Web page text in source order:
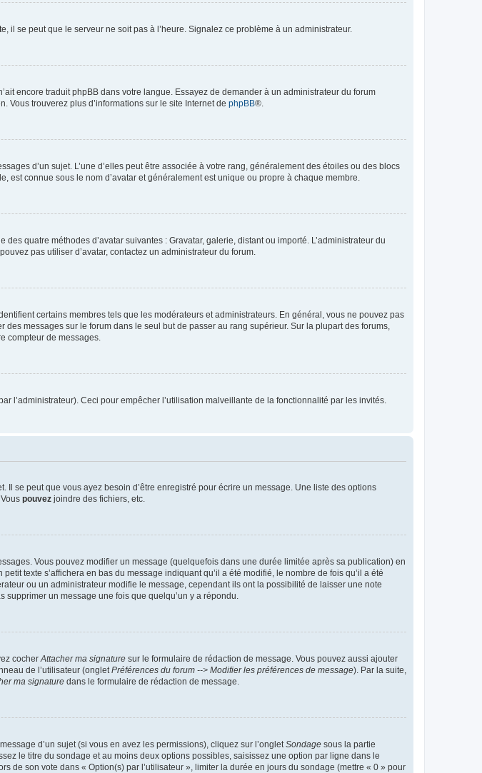
il se peut que le serveur ne soit pas à l’heure. Signalez ce problème à un administrateur.
encore traduit phpBB dans votre langue. Essayez de demander à un administrateur du forum
Vous trouverez plus d’informations sur le site Internet de phpBB®.
d’un sujet. L’une d’elles peut être associée à votre rang, généralement des étoiles ou des blocs
est connue sous le nom d’avatar et généralement est unique ou propre à chaque membre.
quatre méthodes d’avatar suivantes : Gravatar, galerie, distant ou importé. L’administrateur du
pas utiliser d’avatar, contactez un administrateur du forum.
certains membres tels que les modérateurs et administrateurs. En général, vous ne pouvez pas
messages sur le forum dans le seul but de passer au rang supérieur. Sur la plupart des forums,
compteur de messages.
l’administrateur). Ceci pour empêcher l’utilisation malveillante de la fonctionnalité par les invités.
se peut que vous ayez besoin d’être enregistré pour écrire un message. Une liste des options
pouvez joindre des fichiers, etc.
Vous pouvez modifier un message (quelquefois dans une durée limitée après sa publication) en
texte s’affichera en bas du message indiquant qu’il a été modifié, le nombre de fois qu’il a été
ou un administrateur modifie le message, cependant ils ont la possibilité de laisser une note
un message une fois que quelqu’un y a répondu.
cocherAttacher ma signature sur le formulaire de rédaction de message. Vous pouvez aussi ajouter
de l’utilisateur (ongletPréférences du forum --> Modifier les préférences de message). Par la suite,
ma signature dans le formulaire de rédaction de message.
d’un sujet (si vous en avez les permissions), cliquez sur l’ongletSondage sous la partie
le titre du sondage et au moins deux options possibles, saisissez une option par ligne dans le
de son vote dans « Option(s) par l’utilisateur », limiter la durée en jours du sondage (mettre « 0 » pour